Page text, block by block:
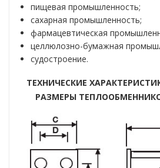
пищевая промышленность;
сахарная промышленность;
фармацевтическая
целлюлозно-бумажная
судостроение.
ТЕХНИЧЕСКИЕ
РАЗМЕРЫ